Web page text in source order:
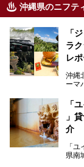
沖縄県のニフテ
「
ラ
レ
沖縄
ーマ
グ
法
「
」
介
「
県南